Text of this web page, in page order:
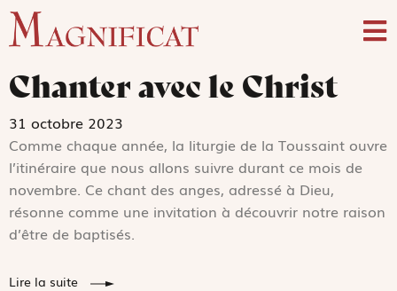
Chanter avec le Christ
31 octobre 2023
Comme chaque année, la liturgie de la Toussaint ouvre
l’itinéraire que nous allons suivre durant ce mois de
novembre. Ce chant des anges, adressé à Dieu,
résonne comme une invitation à découvrir notre raison
d’être de baptisés.
Lire la suite